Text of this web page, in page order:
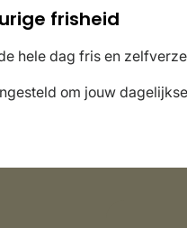
frisheid
hele dag fris en
om jouw